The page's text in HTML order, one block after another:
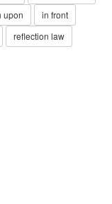
upon
in front
reflection law